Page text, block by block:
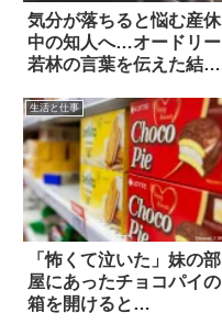
気分が落ちると悩む産休
中の知人へ…オードリー
若林の言葉を伝えた結
生活と仕事
「怖くて泣いた」妹の部
屋にあったチョコパイの
箱を開けると…